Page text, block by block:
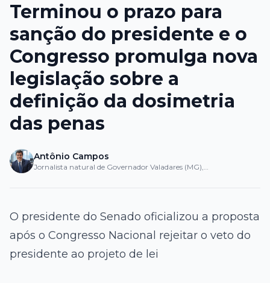
Terminou o prazo para
sanção do presidente e o
Congresso promulga nova
legislação sobre a
definição da dosimetria
das penas
Antônio Campos
Jornalista natural de Governador Valadares (MG),
O presidente do Senado oficializou a proposta
após o Congresso Nacional rejeitar o veto do
presidente ao projeto de lei